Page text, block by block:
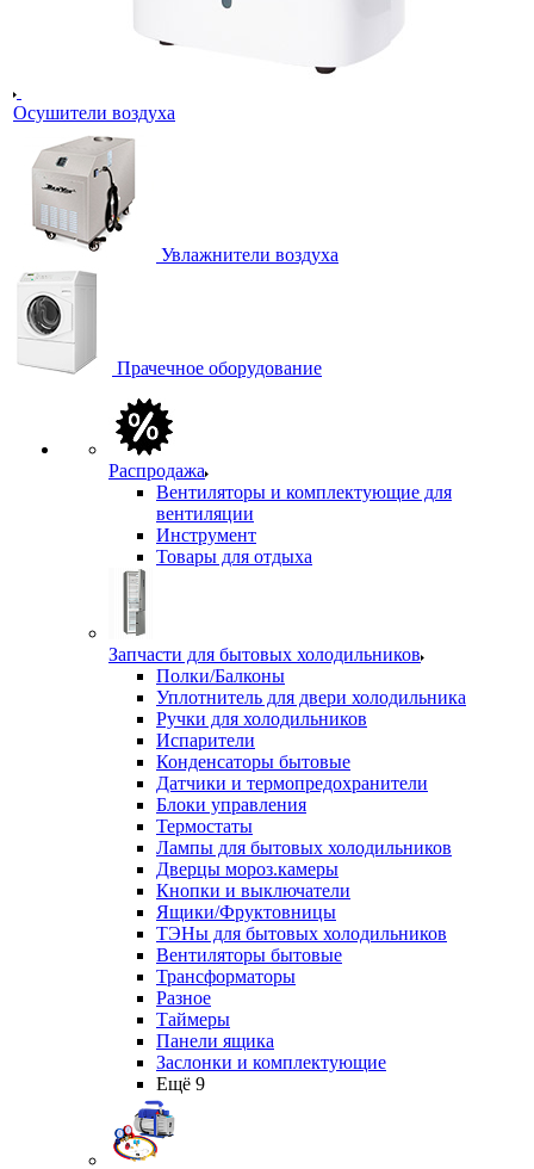
Осушители воздуха
Увлажнители воздуха
Прачечное оборудование
Распродажа
Вентиляторы и комплектующие для
вентиляции
Инструмент
Товары для отдыха
Запчасти для бытовых холодильников
Полки/Балконы
Уплотнитель для двери холодильника
Ручки для холодильников
Испарители
Конденсаторы бытовые
Датчики и термопредохранители
Блоки управления
Термостаты
Лампы для бытовых холодильников
Дверцы мороз.камеры
Кнопки и выключатели
Ящики/Фруктовницы
ТЭНы для бытовых холодильников
Вентиляторы бытовые
Трансформаторы
Разное
Таймеры
Панели ящика
Заслонки и комплектующие
Ещё 9